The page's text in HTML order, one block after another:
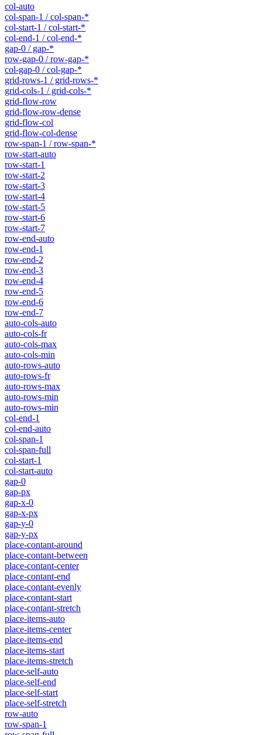
col-auto
col-span-1 / col-span-*
col-start-1 / col-start-*
col-end-1 / col-end-*
gap-0 / gap-*
row-gap-0 / row-gap-*
col-gap-0 / col-gap-*
grid-rows-1 / grid-rows-*
grid-cols-1 / grid-cols-*
grid-flow-row
grid-flow-row-dense
grid-flow-col
grid-flow-col-dense
row-span-1 / row-span-*
row-start-auto
row-start-1
row-start-2
row-start-3
row-start-4
row-start-5
row-start-6
row-start-7
row-end-auto
row-end-1
row-end-2
row-end-3
row-end-4
row-end-5
row-end-6
row-end-7
auto-cols-auto
auto-cols-fr
auto-cols-max
auto-cols-min
auto-rows-auto
auto-rows-fr
auto-rows-max
auto-rows-min
auto-rows-min
col-end-1
col-end-auto
col-span-1
col-span-full
col-start-1
col-start-auto
gap-0
gap-px
gap-x-0
gap-x-px
gap-y-0
gap-y-px
place-contant-around
place-contant-between
place-contant-center
place-contant-end
place-contant-evenly
place-contant-start
place-contant-stretch
place-items-auto
place-items-center
place-items-end
place-items-start
place-items-stretch
place-self-auto
place-self-end
place-self-start
place-self-stretch
row-auto
row-span-1